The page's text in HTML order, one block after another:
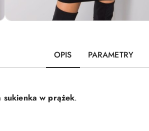
OPIS PARAMETRY
sukienka w prążek.